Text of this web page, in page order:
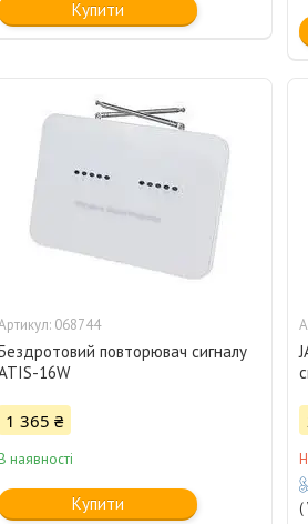
Купити
068744
повторювач сигналу
16W
1 365 ₴
наявності
Купити
(